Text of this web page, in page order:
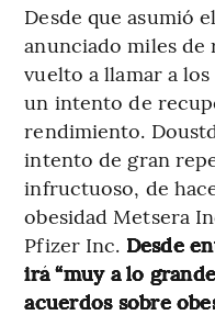
Desde que asumió
anunciado miles de
vuelto a llamar a
un intento de
rendimiento.
intento de gran
infructuoso, de
obesidad Metsera
Pfizer Inc. Desde
irá “muy a lo
acuerdos sobre